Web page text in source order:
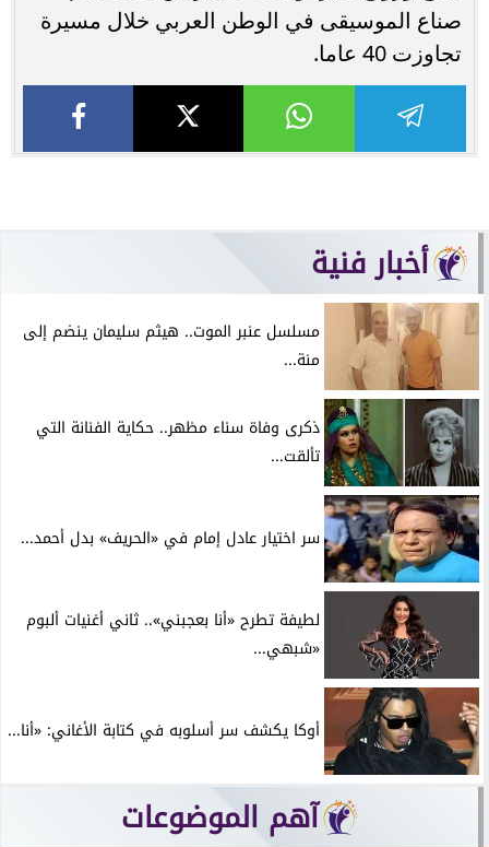
صناع الموسيقى في الوطن العربي خلال مسيرة
تجاوزت 40 عاما.
أخبار فنية
مسلسل عنبر الموت.. هيثم سليمان ينضم إلى
منة...
ذكرى وفاة سناء مظهر.. حكاية الفنانة التي
تألقت...
سر اختيار عادل إمام في «الحريف» بدل أحمد...
لطيفة تطرح «أنا بعجبني».. ثاني أغنيات ألبوم
«شبهي...
أوكا يكشف سر أسلوبه في كتابة الأغاني: «أنا...
آهم الموضوعات